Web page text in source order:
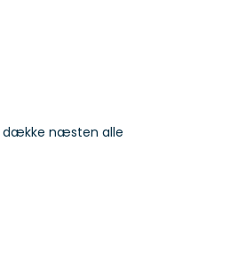
dække næsten alle